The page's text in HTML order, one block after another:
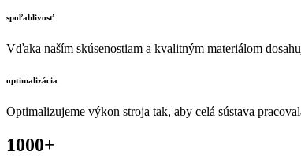
spoľahlivosť
Vďaka naším skúsenostiam a kvalitným materiálom
optimalizácia
Optimalizujeme výkon stroja tak, aby celá sústava
1000+